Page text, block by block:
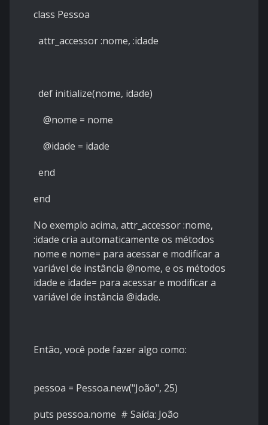
class Pessoa
attr_accessor :nome, :idade
def initialize(nome, idade)
@nome = nome
@idade = idade
end
end
No exemplo acima, attr_accessor :nome,
:idade cria automaticamente os métodos
nome e nome= para acessar e modificar a
variável de instância @nome, e os métodos
idade e idade= para acessar e modificar a
variável de instância @idade.
Então, você pode fazer algo como:
pessoa = Pessoa.new("João", 25)
puts pessoa.nome # Saída: João